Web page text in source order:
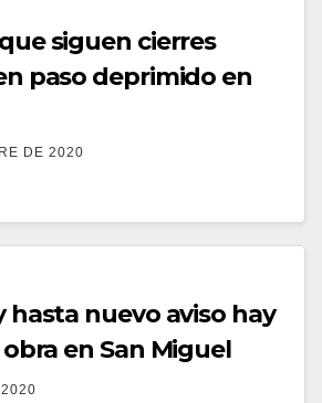
siguen cierres
paso deprimido en
DE 2020
hasta nuevo aviso hay
en San Miguel